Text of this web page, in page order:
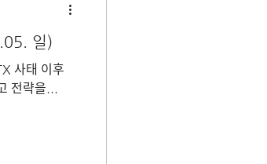
일)
사태 이후
전략을...